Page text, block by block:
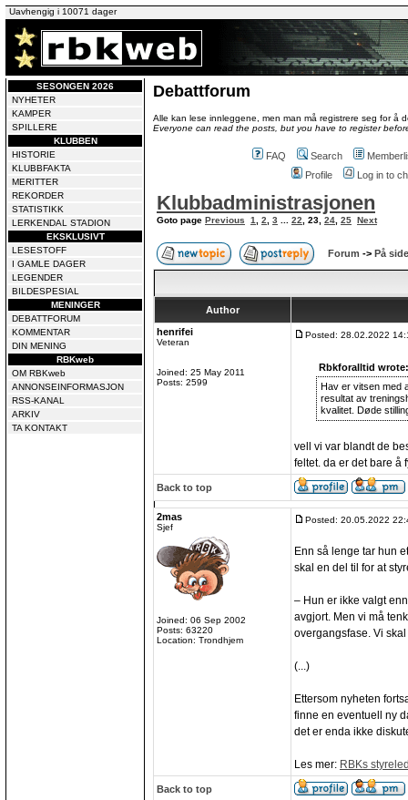
Uavhengig i 10071 dager
SESONGEN 2026
NYHETER
KAMPER
SPILLERE
KLUBBEN
HISTORIE
KLUBBFAKTA
MERITTER
REKORDER
STATISTIKK
LERKENDAL STADION
EKSKLUSIVT
LESESTOFF
I GAMLE DAGER
LEGENDER
BILDESPESIAL
MENINGER
DEBATTFORUM
KOMMENTAR
DIN MENING
RBKweb
OM RBKweb
ANNONSEINFORMASJON
RSS-KANAL
ARKIV
TA KONTAKT
Debattforum
Alle kan lese innleggene, men man må registrere seg for å
Everyone can read the posts, but you have to register
FAQ Search
Profile
Log in to
Klubbadministrasjonen
Goto page Previous 1 2 3 22 23 24 25 Next
Forum -> På
Author
henrifei
Veteran
Joined: 25 May 2011
Posts: 2599
Posted: 28.02.2022
Rbkforalltid wrote:
Hav er vitsen med
resultat av
kvalitet. Døde
vell vi var blandt de
feltet. da er det bare å
Back to top
2mas
Sjef
Joined: 06 Sep 2002
Posts: 63220
Location: Trondhjem
Posted: 20.05.2022
Enn så lenge tar hun
skal en del til for at
– Hun er ikke valgt
avgjort. Men vi må
overgangsfase. Vi
(...)
Ettersom nyheten
finne en eventuell ny
det er enda ikke
Les mer: RBKs
Back to top